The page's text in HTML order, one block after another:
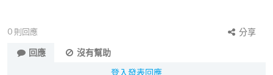
0 則回應
分享
回應
沒有幫助
登入發表回應